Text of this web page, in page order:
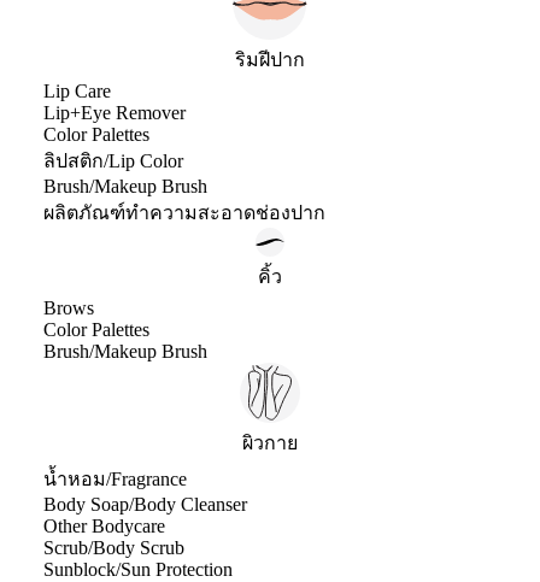
ริมฝีปาก
Lip Care
Lip+Eye Remover
Color Palettes
ลิปสติก/Lip Color
Brush/Makeup Brush
ผลิตภัณฑ์ทำความสะอาดช่องปาก
คิ้ว
Brows
Color Palettes
Brush/Makeup Brush
ผิวกาย
น้ำหอม/Fragrance
Body Soap/Body Cleanser
Other Bodycare
Scrub/Body Scrub
Sunblock/Sun Protection